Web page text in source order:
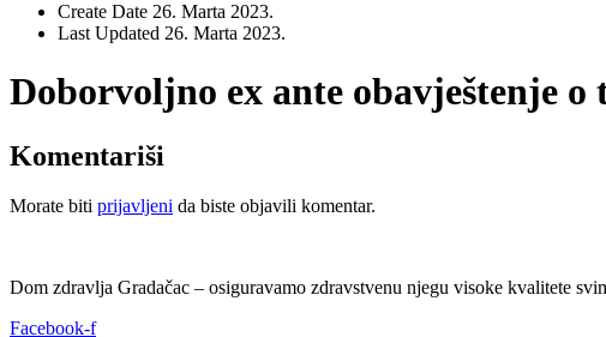
Create Date 26. Marta 2023.
Last Updated 26. Marta 2023.
Doborvoljno ex ante obavještenje o
Komentariši
Morate biti prijavljeni da biste objavili komentar.
Dom zdravlja Gradačac – osiguravamo zdravstvenu njegu visoke kvalitete
Facebook-f